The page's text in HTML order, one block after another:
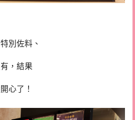
別佐料、
，結果
心了！